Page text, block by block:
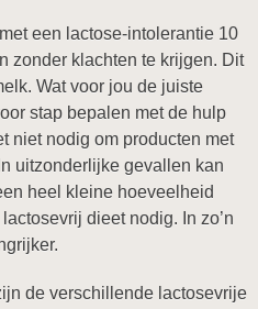
een lactose-intolerantie 10
zonder klachten te krijgen. Dit
Wat voor jou de juiste
stap bepalen met de hulp
niet nodig om producten met
uitzonderlijke gevallen kan
heel kleine hoeveelheid
dieet nodig. In zo’n
de verschillende lactosevrije